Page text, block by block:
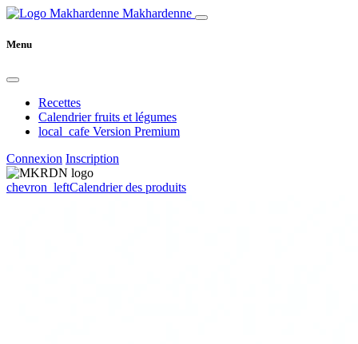
Makhardenne
Menu
Recettes
Calendrier fruits et légumes
local_cafe Version Premium
Connexion Inscription
chevron_leftCalendrier des produits